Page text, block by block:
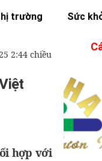
trường Sức
2:44 chiều
hợp với